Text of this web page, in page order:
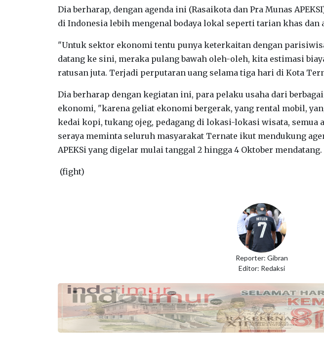
Dia berharap, dengan agenda ini (Rasaikota dan Pra Munas
di Indonesia lebih mengenal bodaya lokal seperti tarian khas dan
"Untuk sektor ekonomi tentu punya keterkaitan dengan
datang ke sini, meraka pulang bawah oleh-oleh, kita estimasi
ratusan juta. Terjadi perputaran uang selama tiga hari di Kota
Dia berharap dengan kegiatan ini, para pelaku usaha dari
ekonomi, "karena geliat ekonomi bergerak, yang rental mobil,
kedai kopi, tukang ojeg, pedagang di lokasi-lokasi wisata, semua
seraya meminta seluruh masyarakat Ternate ikut mendukung
APEKSi yang digelar mulai tanggal 2 hingga 4 Oktober mendatang.
(fight)
Reporter: Gibran
Editor: Redaksi